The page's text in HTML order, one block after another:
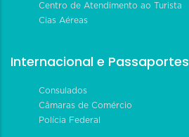
Centro de Atendimento ao Turista
Cias Aéreas
Internacional e Passaportes
Consulados
Câmaras de Comércio
Polícia Federal